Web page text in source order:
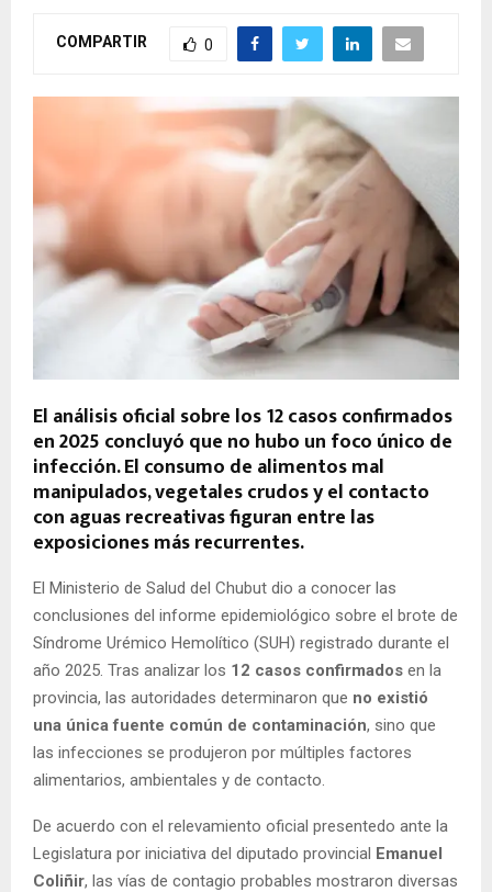
COMPARTIR 0
El análisis oficial sobre los 12 casos confirmados
en 2025 concluyó que no hubo un foco único de
infección. El consumo de alimentos mal
manipulados, vegetales crudos y el contacto
con aguas recreativas figuran entre las
exposiciones más recurrentes.
El Ministerio de Salud del Chubut dio a conocer las
conclusiones del informe epidemiológico sobre el brote de
Síndrome Urémico Hemolítico (SUH) registrado durante el
año 2025. Tras analizar los 12 casos confirmados en la
provincia, las autoridades determinaron que no existió
una única fuente común de contaminación, sino que
las infecciones se produjeron por múltiples factores
alimentarios, ambientales y de contacto.
De acuerdo con el relevamiento oficial presentedo ante la
Legislatura por iniciativa del diputado provincial Emanuel
Coliñir, las vías de contagio probables mostraron diversas